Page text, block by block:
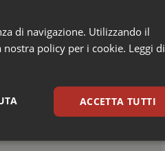
nella cura delle donne
di navigazione. Utilizzando il
policy per i cookie. Leggi di
ACCETTA TUTTI
Marketing